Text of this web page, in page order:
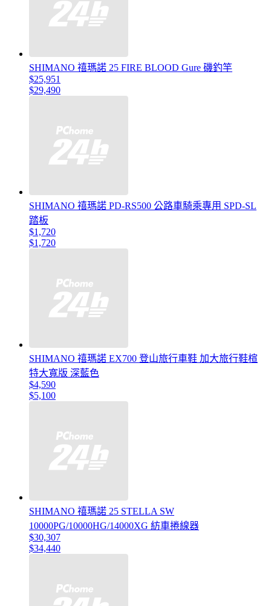
SHIMANO 禧瑪諾 25 FIRE BLOOD Gure 磯釣竿
$25,951
$29,490
SHIMANO 禧瑪諾 PD-RS500 公路車騎乘專用 SPD-SL
踏板
$1,720
$1,720
SHIMANO 禧瑪諾 EX700 登山旅行車鞋 加大旅行鞋楦
特大寬版 深藍色
$4,590
$5,100
SHIMANO 禧瑪諾 25 STELLA SW
10000PG/10000HG/14000XG 紡車捲線器
$30,307
$34,440